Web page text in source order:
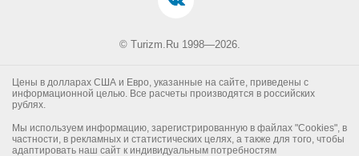
© Turizm.Ru 1998—2026.
Цены в долларах США и Евро, указанные на сайте, приведены с
информационной целью. Все расчеты производятся в российских
рублях.
Мы используем информацию, зарегистрированную в файлах "Cookies", в
частности, в рекламных и статистических целях, а также для того, чтобы
адаптировать наш сайт к индивидуальным потребностям